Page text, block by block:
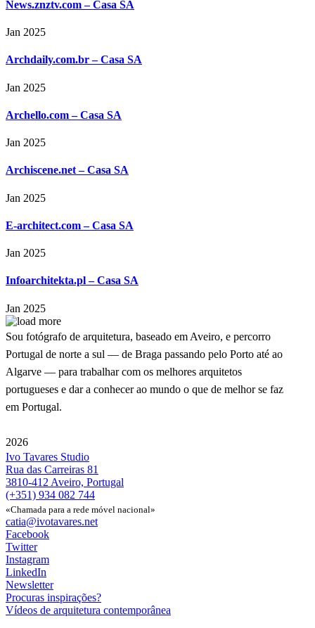
News.znztv.com – Casa SA
Jan 2025
Archdaily.com.br – Casa SA
Jan 2025
Archello.com – Casa SA
Jan 2025
Archiscene.net – Casa SA
Jan 2025
E-architect.com – Casa SA
Jan 2025
Infoarchitekta.pl – Casa SA
Jan 2025
Sou fotógrafo de arquitetura, baseado em Aveiro, e percorro
Portugal de norte a sul — de Braga passando pelo Porto até ao
Algarve — para trabalhar com os melhores arquitetos
portugueses e dar a conhecer ao mundo o que de melhor se faz
em Portugal.
2026
Ivo Tavares Studio
Rua das Carreiras 81
3810-412 Aveiro, Portugal
(+351) 934 082 744
«Chamada para a rede móvel nacional»
catia@ivotavares.net
Facebook
Twitter
Instagram
LinkedIn
Newsletter
Procuras inspirações?
Vídeos de arquitetura contemporânea